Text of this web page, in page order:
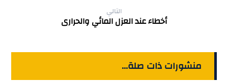
التالي
أخطاء عند العزل المائي والحرارى
منشورات ذات صلة...